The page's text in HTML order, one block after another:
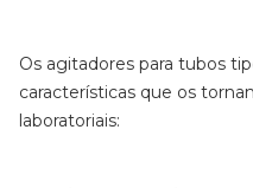
Os agitadores para tubos
características que os
laboratoriais: